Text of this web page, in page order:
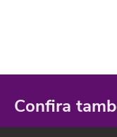
Confira